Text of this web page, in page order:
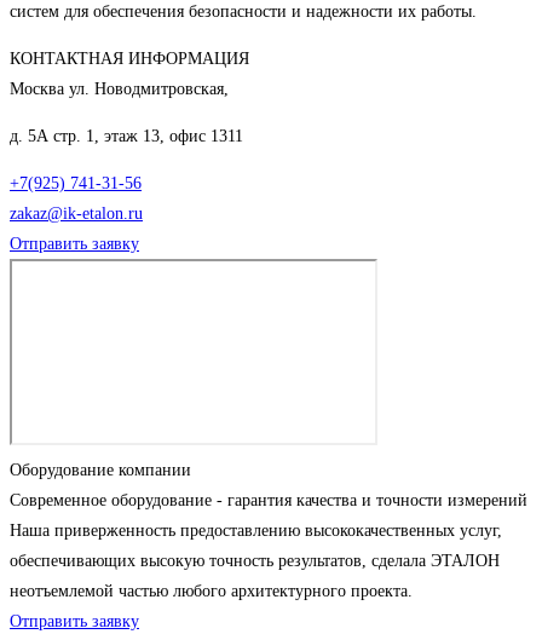
систем для обеспечения безопасности и надежности их работы.
КОНТАКТНАЯ ИНФОРМАЦИЯ
Москва ул. Новодмитровская,
д. 5А стр. 1, этаж 13, офис 1311
+7(925) 741-31-56
zakaz@ik-etalon.ru
Отправить заявку
Оборудование компании
Современное оборудование - гарантия качества и точности измерений
Наша приверженность предоставлению высококачественных услуг,
обеспечивающих высокую точность результатов, сделала ЭТАЛОН
неотъемлемой частью любого архитектурного проекта.
Отправить заявку